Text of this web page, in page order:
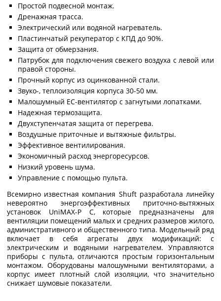
Простой подвесной монтаж.
Дренажная трасса.
Электрический или водяной нагреватель.
Пластинчатый рекуператор с КПД до 90%.
Защита от обмерзания.
Патрубок для подключения свежего воздуха с левой или
правой стороны.
Прочный корпус из оцинкованной стали.
Звуко-, теплоизоляция корпуса 30-50 мм.
Малошумный ЕС-вентилятор с загнутыми лопатками.
Надежная термозащита.
Двухступенчатая защита от перегрева.
Воздушные приточные и вытяжные фильтры.
Эффективное вентилирования.
Экономичный расход энергоресурсов.
Низкий уровень шума.
Управление с помощью пульта.
Всемирно известная компания Shuft разработала линейку
невероятно энергоэффективных приточно-вытяжных
установок UniMAX-P C, которые предназначены для
вентиляции помещений малых и средних размеров жилого,
административного и общественного типа. Модельный ряд
включает в себя агрегаты двух модификаций: с
электрическим и водяными нагревателем. Управляются
приборы с пульта, отличаются простым горизонтальным
монтажом. Оборудованы малошумными вентиляторами, а
корпус имеет плотный слой изоляции, что значительно
снижает шумовые показатели.